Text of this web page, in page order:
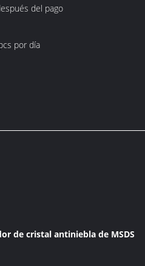
del pago
por día
de cristal antiniebla de MSDS